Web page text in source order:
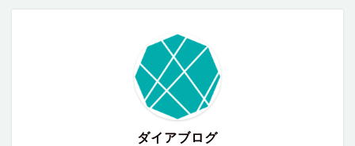
ダイアブログ